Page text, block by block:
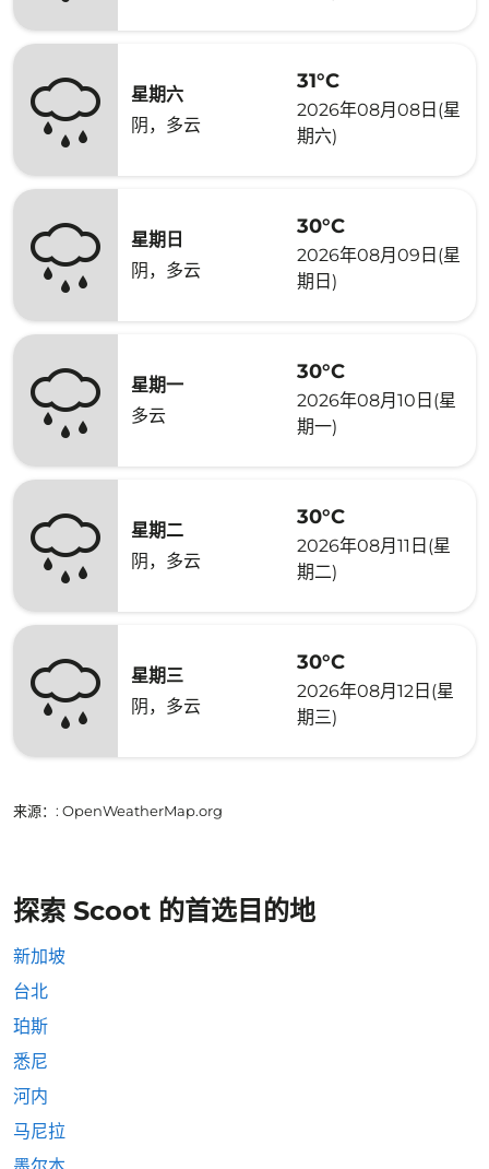
星期六
阴，多云
31°C
2026年08月08日(星
期六)
星期日
阴，多云
30°C
2026年08月09日(星
期日)
星期一
多云
30°C
2026年08月10日(星
期一)
星期二
阴，多云
30°C
2026年08月11日(星
期二)
星期三
阴，多云
30°C
2026年08月12日(星
期三)
来源： : OpenWeatherMap.org
探索 Scoot 的首选目的地
新加坡
台北
珀斯
悉尼
河内
马尼拉